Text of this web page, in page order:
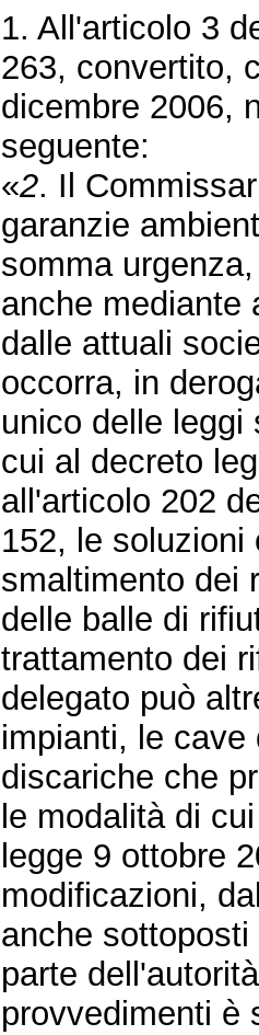
1. All'articolo 3
263, convertito,
dicembre 2006,
seguente:
«2. Il
garanzie
somma
anche mediante
dalle attuali
occorra, in
unico delle leggi
cui al decreto
all'articolo 202
152, le
smaltimento dei
delle balle di
trattamento dei
delegato può
impianti, le
discariche che
le modalità di
legge 9 ottobre
modificazioni,
anche
parte
provvedimenti è